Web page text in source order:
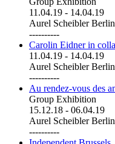
11.04.19 - 14.04.19
Aurel Scheibler Berlin
----------
Carolin Eidner in
11.04.19 - 14.04.19
Aurel Scheibler Berlin
----------
Au rendez-vous des
Group Exhibition
15.12.18 - 06.04.19
Aurel Scheibler Berlin
----------